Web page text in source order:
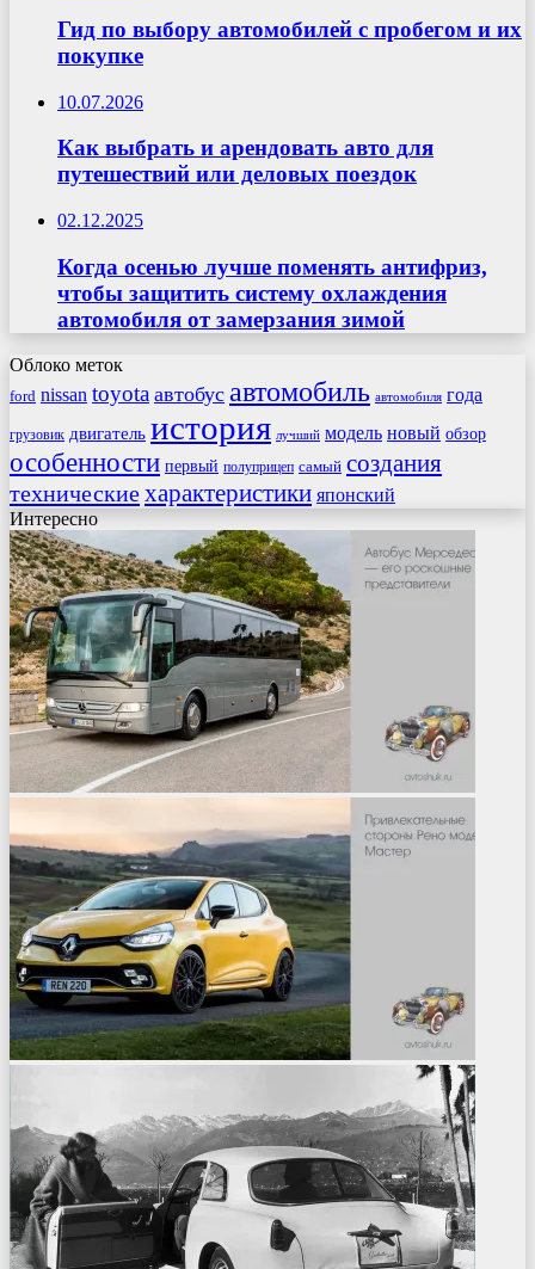
Гид по выбору автомобилей с пробегом и их
покупке
10.07.2026
Как выбрать и арендовать авто для
путешествий или деловых поездок
02.12.2025
Когда осенью лучше поменять антифриз,
чтобы защитить систему охлаждения
автомобиля от замерзания зимой
Облоко меток
ford nissan toyota автобус автомобиль автомобиля года
грузовик двигатель история лучший модель новый обзор
особенности первый полуприцеп самый создания
техническиехарактеристики японский
Интересно